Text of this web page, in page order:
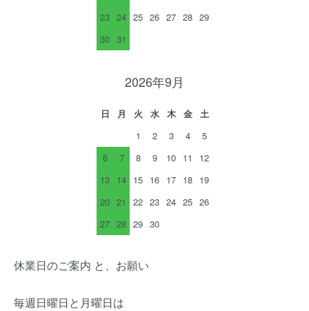
23 24 25 26 27 28 29
30 31
2026年9月
日 月 火 水 木 金
土
1
2 3 4
5
6
7 8 9 10 11
12
13 14 15 16 17 18 19
20 21 22 23 24 25 26
27 28 29 30
休業日のご案内 と、お願い
毎週日曜日と月曜日は